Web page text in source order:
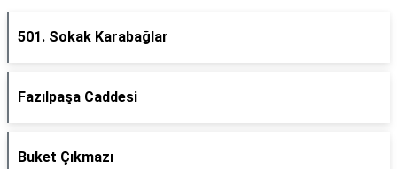
501. Sokak Karabağlar
Fazılpaşa Caddesi
Buket Çıkmazı